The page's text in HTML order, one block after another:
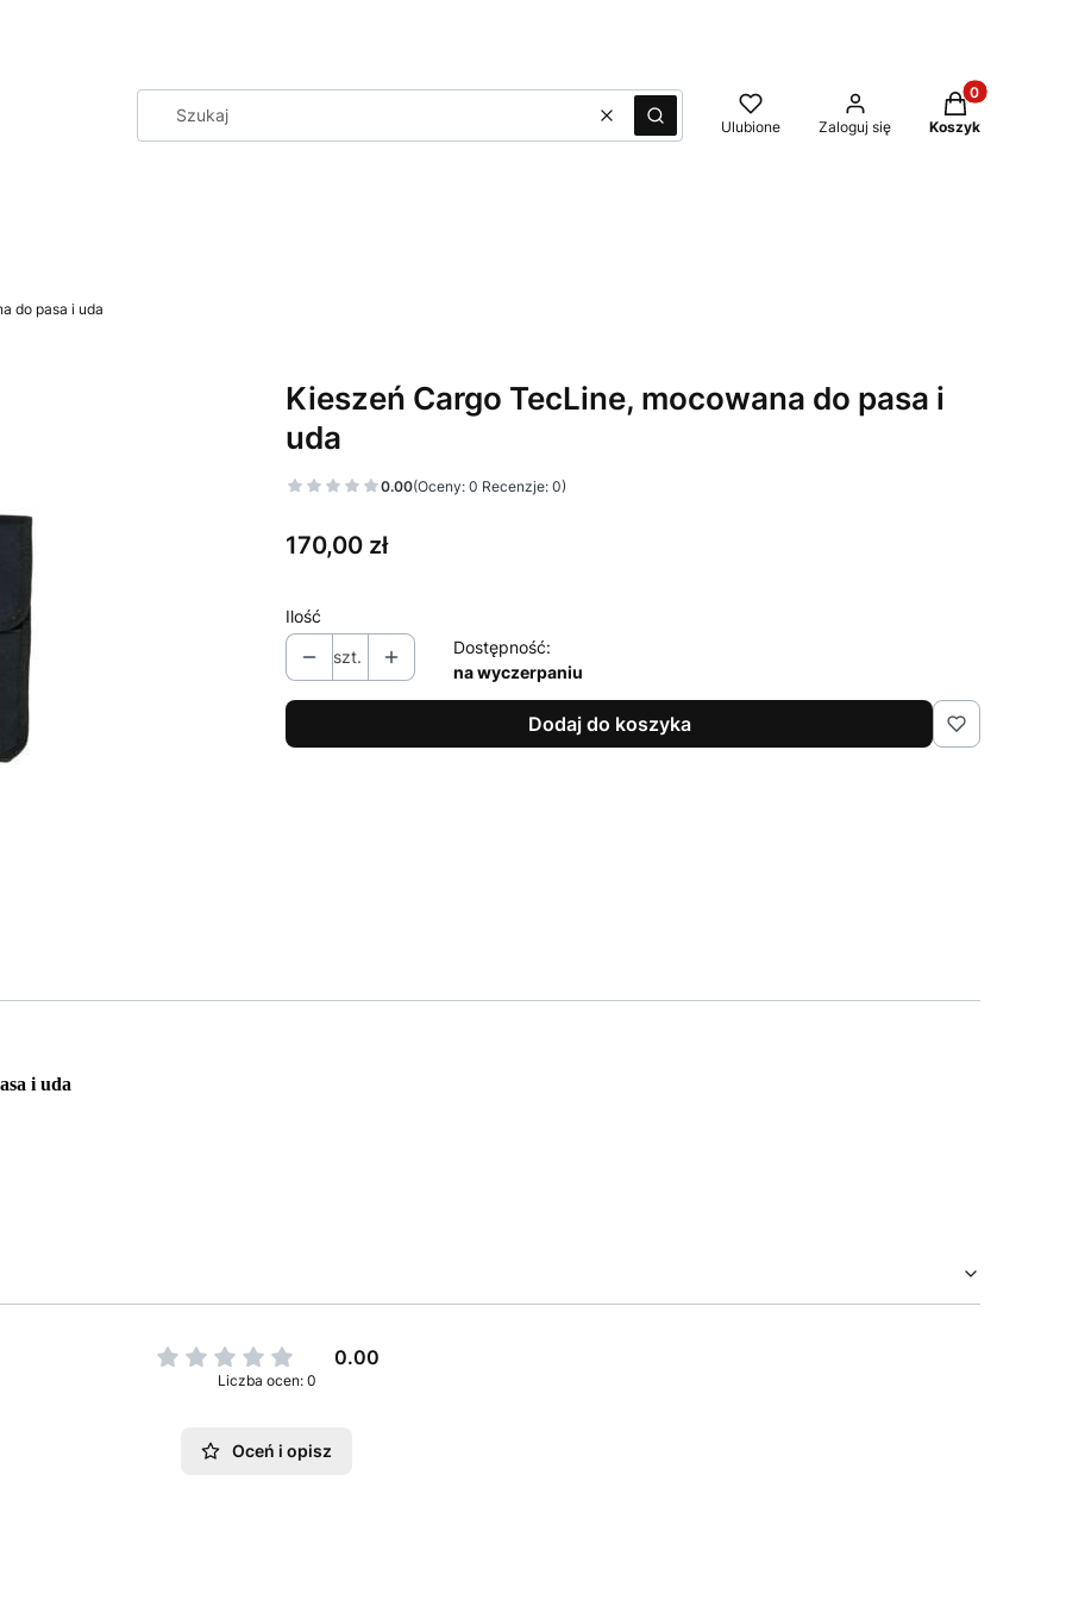
WyczyśćSzukaj Ulubione Zaloguj się
Produkty w
Koszyk
do pasa i uda
Kieszeń Cargo TecLine, mocowana do pasa i
uda
0.00(Oceny: 0 Recenzje: 0)
Cena
170,00 zł
Ilość
szt.
Dostępność:
na wyczerpaniu
Dodaj do koszyka
i uda
0.00
Liczba ocen: 0
Oceń i opisz